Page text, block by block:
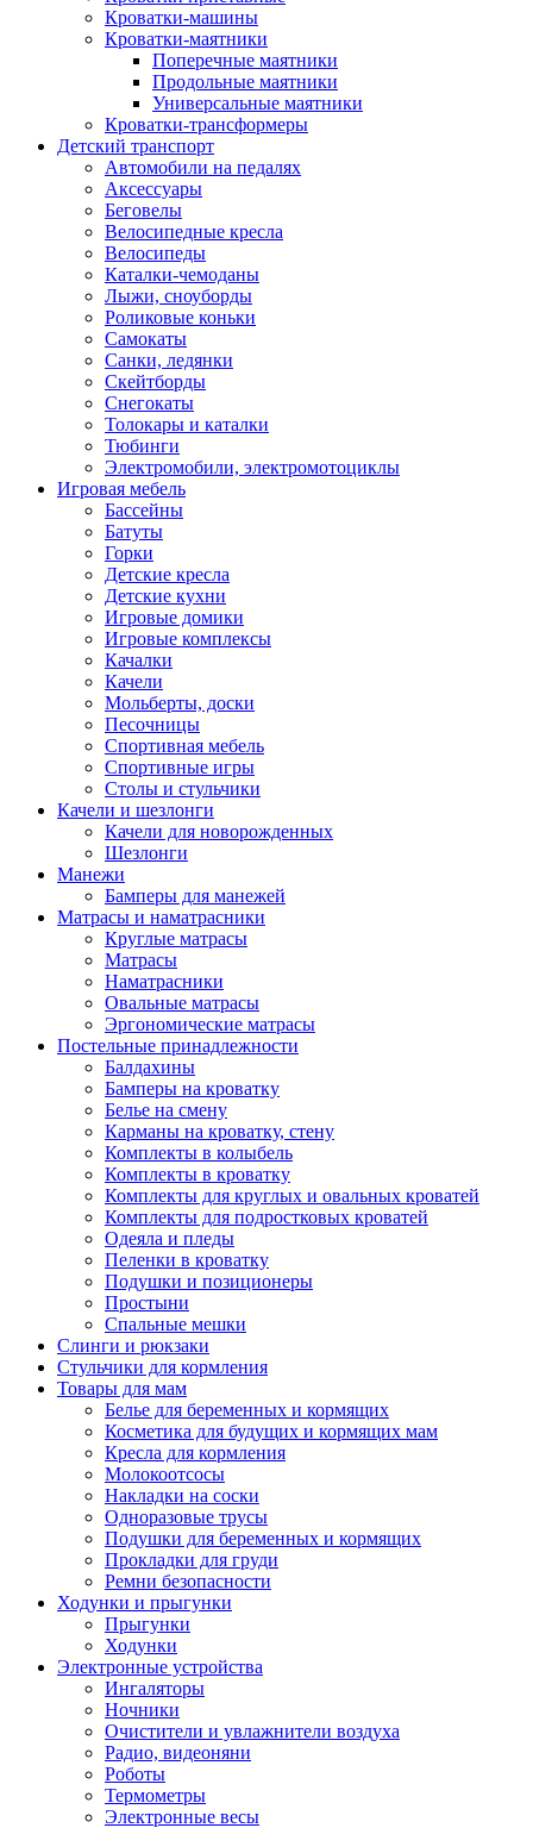
Кроватки-машины
Кроватки-маятники
Поперечные маятники
Продольные маятники
Универсальные маятники
Кроватки-трансформеры
Детский транспорт
Автомобили на педалях
Аксессуары
Беговелы
Велосипедные кресла
Велосипеды
Каталки-чемоданы
Лыжи, сноуборды
Роликовые коньки
Самокаты
Санки, ледянки
Скейтборды
Снегокаты
Толокары и каталки
Тюбинги
Электромобили, электромотоциклы
Игровая мебель
Бассейны
Батуты
Горки
Детские кресла
Детские кухни
Игровые домики
Игровые комплексы
Качалки
Качели
Мольберты, доски
Песочницы
Спортивная мебель
Спортивные игры
Столы и стульчики
Качели и шезлонги
Качели для новорожденных
Шезлонги
Манежи
Бамперы для манежей
Матрасы и наматрасники
Круглые матрасы
Матрасы
Наматрасники
Овальные матрасы
Эргономические матрасы
Постельные принадлежности
Балдахины
Бамперы на кроватку
Белье на смену
Карманы на кроватку, стену
Комплекты в колыбель
Комплекты в кроватку
Комплекты для круглых и овальных кроватей
Комплекты для подростковых кроватей
Одеяла и пледы
Пеленки в кроватку
Подушки и позиционеры
Простыни
Спальные мешки
Слинги и рюкзаки
Стульчики для кормления
Товары для мам
Белье для беременных и кормящих
Косметика для будущих и кормящих мам
Кресла для кормления
Молокоотсосы
Накладки на соски
Одноразовые трусы
Подушки для беременных и кормящих
Прокладки для груди
Ремни безопасности
Ходунки и прыгунки
Прыгунки
Ходунки
Электронные устройства
Ингаляторы
Ночники
Очистители и увлажнители воздуха
Радио, видеоняни
Роботы
Термометры
Электронные весы